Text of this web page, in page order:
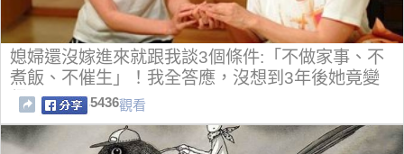
媳婦還沒嫁進來就跟我談3個條件:「不做家事、不
煮飯、不催生」！我全答應，沒想到3年後她竟變
得...
5436觀看